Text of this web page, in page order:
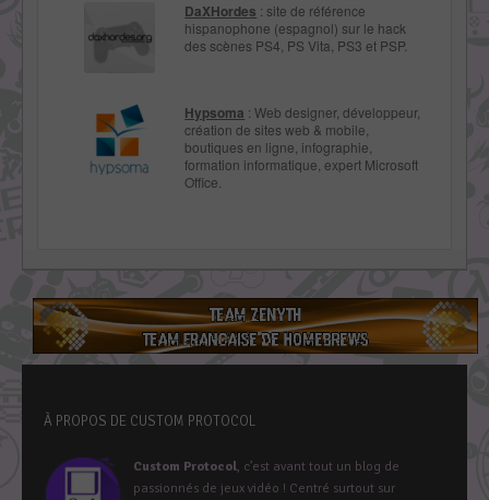
DaXHordes : site de référence
hispanophone (espagnol) sur le hack
des scènes PS4, PS Vita, PS3 et PSP.
Hypsoma : Web designer, développeur,
création de sites web & mobile,
boutiques en ligne, infographie,
formation informatique, expert Microsoft
Office.
À PROPOS DE CUSTOM PROTOCOL
Custom Protocol, c’est avant tout un blog de
passionnés de jeux vidéo ! Centré surtout sur